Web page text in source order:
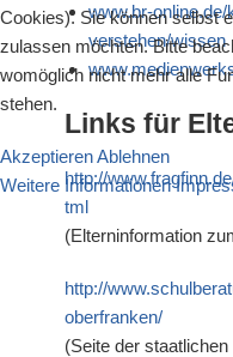
www.br-online.de/
verstehen/wissen
Links für
http://
tml
(Elterninformation
http://
oberfranken/
(Seite der
Cookies). Sie können selbst
zulassen möchten. Bitte
womöglich nicht mehr alle
stehen.
AkzeptierenAblehnen
Weitere Informationen